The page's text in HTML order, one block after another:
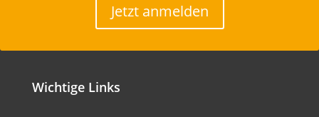
Jetzt anmelden
Wichtige Links